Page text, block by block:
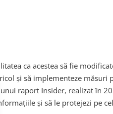
ca acestea să fie
și să implementeze măsuri
raport Insider, realizat în
și să le protejezi pe